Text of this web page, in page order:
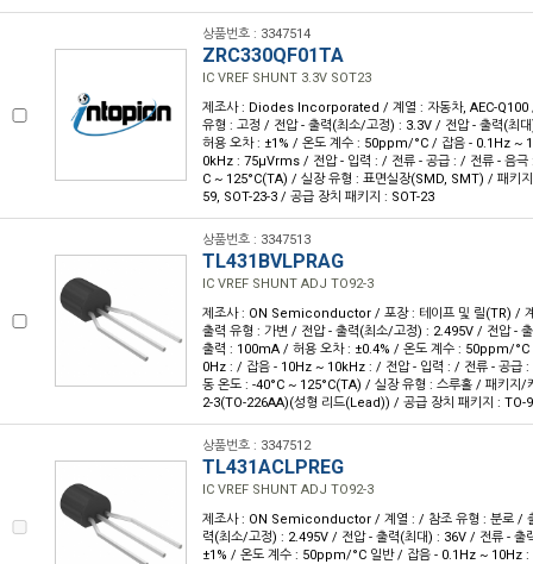
상품번호 : 3347514
ZRC330QF01TA
IC VREF SHUNT 3.3V SOT23
제조사 : Diodes Incorporated / 계열 : 자동차, AEC-Q100
유형 : 고정 / 전압 - 출력(최소/고정) : 3.3V / 전압 - 출력(최
허용 오차 : ±1% / 온도 계수 : 50ppm/°C / 잡음 - 0.1Hz ~
0kHz : 75µVrms / 전압 - 입력 : / 전류 - 공급 : / 전류 - 음극
C ~ 125°C(TA) / 실장 유형 : 표면실장(SMD, SMT) / 패키
59, SOT-23-3 / 공급 장치 패키지 : SOT-23
상품번호 : 3347513
TL431BVLPRAG
IC VREF SHUNT ADJ TO92-3
제조사 : ON Semiconductor / 포장 : 테이프 및 릴(TR) /
출력 유형 : 가변 / 전압 - 출력(최소/고정) : 2.495V / 전압 -
출력 : 100mA / 허용 오차 : ±0.4% / 온도 계수 : 50ppm/
0Hz : / 잡음 - 10Hz ~ 10kHz : / 전압 - 입력 : / 전류 - 공급
동 온도 : -40°C ~ 125°C(TA) / 실장 유형 : 스루홀 / 패키지/
2-3(TO-226AA)(성형 리드(Lead)) / 공급 장치 패키지 : TO-
상품번호 : 3347512
TL431ACLPREG
IC VREF SHUNT ADJ TO92-3
제조사 : ON Semiconductor / 계열 : / 참조 유형 : 분로 /
력(최소/고정) : 2.495V / 전압 - 출력(최대) : 36V / 전류 -
±1% / 온도 계수 : 50ppm/°C 일반 / 잡음 - 0.1Hz ~ 10Hz